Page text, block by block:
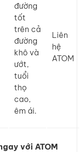
đường
tốt
trên cả
đường
khô và
ướt,
tuổi
thọ
cao,
êm ái.
Liên
hệ
ATOM
với ATOM